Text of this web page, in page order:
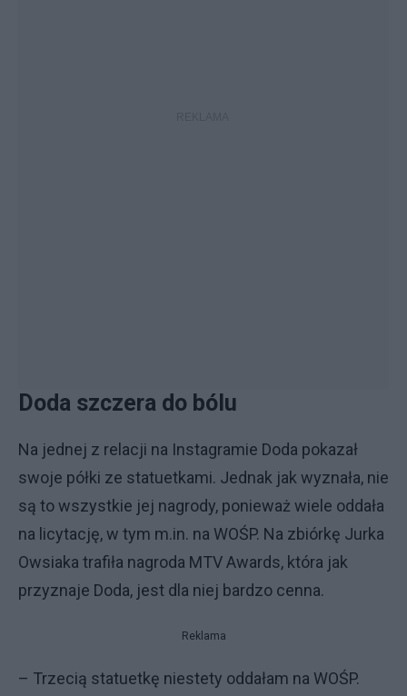
Doda szczera do bólu
Na jednej z relacji na Instagramie Doda pokazał
swoje półki ze statuetkami. Jednak jak wyznała, nie
są to wszystkie jej nagrody, ponieważ wiele oddała
na licytację, w tym m.in. na WOŚP. Na zbiórkę Jurka
Owsiaka trafiła nagroda MTV Awards, która jak
przyznaje Doda, jest dla niej bardzo cenna.
Reklama
– Trzecią statuetkę niestety oddałam na WOŚP.